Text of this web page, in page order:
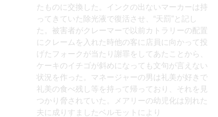
たものに交換した。インクの出ないマーカーは持
ってきていた除光液で復活させ、“天罰”と記し
た。被害者がクレーマーで以前カトラリーの配置
にクレームを入れた時他の客に店員に向かって投
げたフォークが当たり謝罪をしてあたことから、
ケーキのイチゴが斜めになっても文句が言えない
状況を作った。マネージャーの男は礼美が好きで
礼美の食べ残し等を持って帰っており、それを見
つかり脅されていた。メアリーの幼児化は別れた
夫に成りすましたベルモットにより